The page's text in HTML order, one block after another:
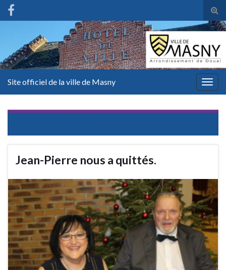
Site officiel de la ville de Masny
Jean-Pierre nous a quittés.